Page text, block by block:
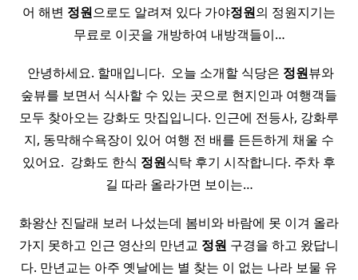
어 해변 정원으로도 알려져 있다 가야정원의 정원지기는
무료로 이곳을 개방하여 내방객들이…
​ 안녕하세요. 할매입니다. ​ 오늘 소개할 식당은 정원뷰와
숲뷰를 보면서 식사할 수 있는 곳으로 현지인과 여행객들
모두 찾아오는 강화도 맛집입니다. 인근에 전등사, 강화루
지, 동막해수욕장이 있어 여행 전 배를 든든하게 채울 수
있어요. ​ 강화도 한식 정원식탁 후기 시작합니다. 주차 후
길 따라 올라가면 보이는…
화왕산 진달래 보러 나섰는데 봄비와 바람에 못 이겨 올라
가지 못하고 인근 영산의 만년교 정원 구경을 하고 왔답니
다. 만년교는 아주 옛날에는 별 찾는 이 없는 나라 보물 유